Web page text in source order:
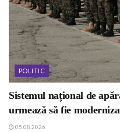
POLITIC
Sistemul național de
urmează să fie
05.08.2026